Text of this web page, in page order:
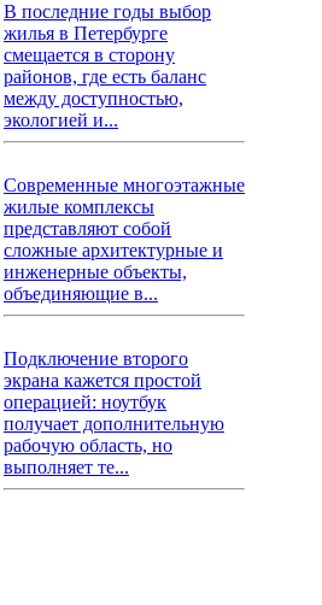
В последние годы выбор
жилья в Петербурге
смещается в сторону
районов, где есть баланс
между доступностью,
экологией и...
Современные многоэтажные
жилые комплексы
представляют собой
сложные архитектурные и
инженерные объекты,
объединяющие в...
Подключение второго
экрана кажется простой
операцией: ноутбук
получает дополнительную
рабочую область, но
выполняет те...